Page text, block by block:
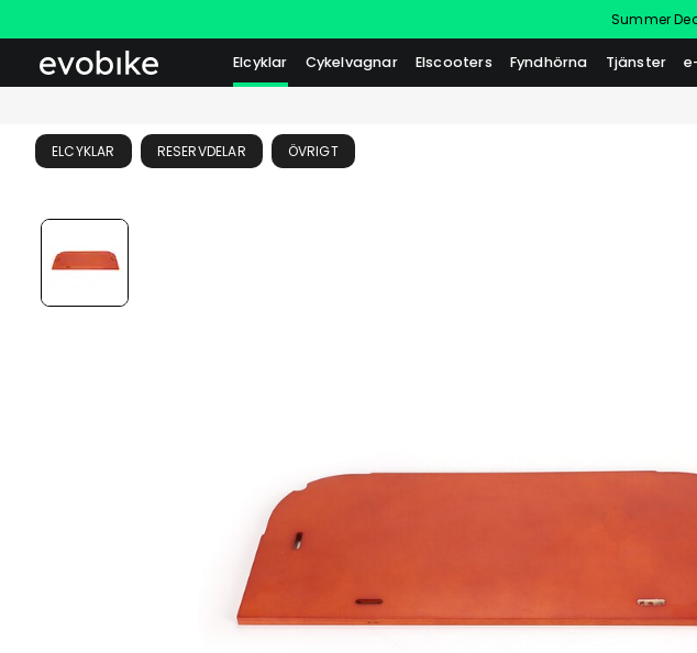
Summer
Elcyklar Cykelvagnar Elscooters Fyndhörna Tjänster
ELCYKLAR RESERVDELAR ÖVRIGT